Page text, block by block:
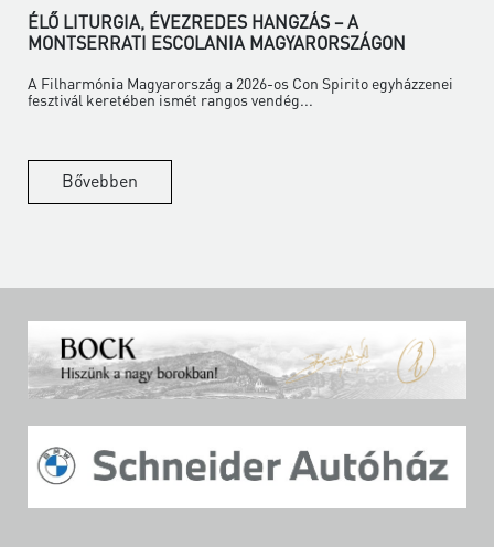
ÉLŐ LITURGIA, ÉVEZREDES HANGZÁS – A
MONTSERRATI ESCOLANIA MAGYARORSZÁGON
A Filharmónia Magyarország a 2026-os Con Spirito egyházzenei
fesztivál keretében ismét rangos vendég...
Bővebben